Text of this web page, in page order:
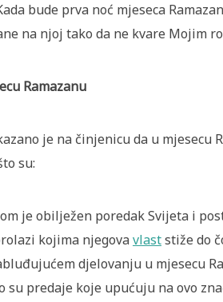
bude prva noć mjeseca
na njoj tako da ne kvare Mojim
Ramazanu
je na činjenicu da u mjesecu
su:
je obilježen poredak Svijeta i
kojima njegovavlaststiže do
djelovanju u mjesecu
su predaje koje upućuju na ovo